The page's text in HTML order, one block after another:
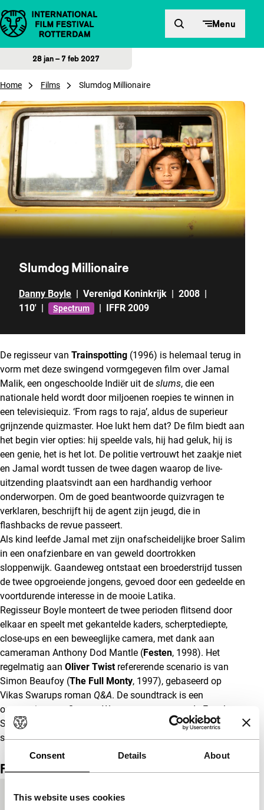
Consent Details About
This website uses cookies
Direct naar inhoud Menu
28 jan – 7 feb 2027
Home Films Slumdog Millionaire
Slumdog Millionaire
Danny Boyle | Verenigd Koninkrijk | 2008 |
110' | Spectrum | IFFR 2009
De regisseur van Trainspotting (1996) is helemaal terug in
vorm met deze swingend vormgegeven film over Jamal
Malik, een ongeschoolde Indiër uit de slums, die een
nationale held wordt door miljoenen roepies te winnen in
een televisiequiz. ‘From rags to raja’, aldus de superieur
grijnzende quizmaster. Hoe lukt hem dat? De film biedt aan
het begin vier opties: hij speelde vals, hij had geluk, hij is
een genie, het is het lot. De politie vertrouwt het zaakje niet
en Jamal wordt tussen de twee dagen waarop de live-
uitzending plaatsvindt aan een hardhandig verhoor
onderworpen. Om de goed beantwoorde quizvragen te
verklaren, beschrijft hij de agent zijn jeugd, die in
flashbacks de revue passeert.
Als kind leefde Jamal met zijn onafscheidelijke broer Salim
in een onafzienbare en van geweld doortrokken
sloppenwijk. Gaandeweg ontstaat een broederstrijd tussen
de twee opgroeiende jongens, gevoed door een gedeelde en
voortdurende interesse in de mooie Latika.
Regisseur Boyle monteert de twee perioden flitsend door
elkaar en speelt met gekantelde kaders, scherptediepte,
close-ups en een beweeglijke camera, met dank aan
cameraman Anthony Dod Mantle (Festen, 1998). Het
regelmatig aan Oliver Twist refererende scenario is van
Simon Beaufoy (The Full Monty, 1997), gebaseerd op
Vikas Swarups roman Q&A. De soundtrack is een
ontmoeting van Oost en West, met songs van de Engels-
Srilankaanse artiest M.I.A. (
) en een
soundtrack van Bollywoodmeester A.R. Rahman.
Film details
Productieland Verenigd Koninkrijk